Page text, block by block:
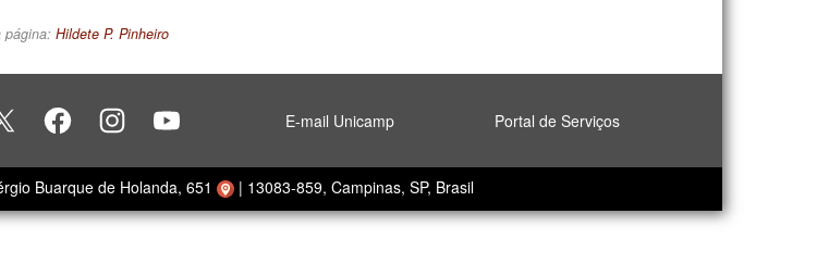
página: Hildete P. Pinheiro
E-mail Unicamp Portal de Serviços
Buarque de Holanda, 651 | 13083-859, Campinas, SP, Brasil